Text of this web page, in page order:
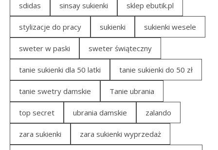
sdidas sinsay sukienki sklep ebutik.pl
stylizacje do pracy sukienki sukienki wesele
sweter w paski sweter świąteczny
tanie sukienki dla 50 latki tanie sukienki do 50 zł
tanie swetry damskie Tanie ubrania
top secret ubrania damskie zalando
zara sukienki zara sukienki wyprzedaż